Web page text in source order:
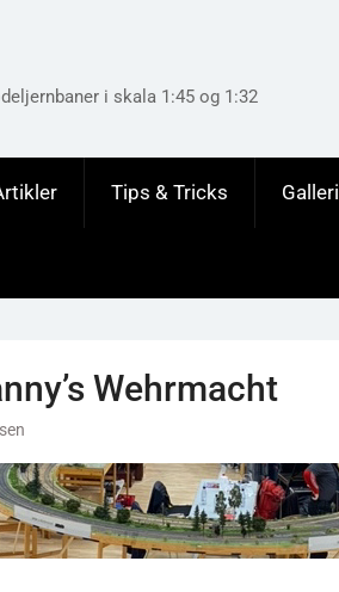
i skala 1:45 og 1:32
Tips & Tricks Galleri
Wehrmacht